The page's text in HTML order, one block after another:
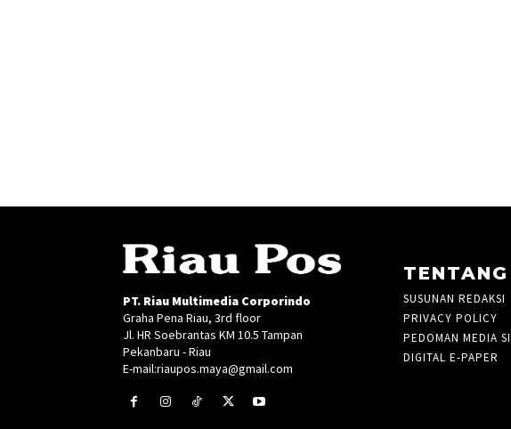
PT. Riau Multimedia Corporindo
Graha Pena Riau, 3rd floor
Jl. HR Soebrantas KM 10.5 Tampan
Pekanbaru - Riau
E-mail:riaupos.maya@gmail.com
SUSUNAN REDAKSI
PRIVACY POLICY
PEDOMAN MEDIA
DIGITAL E-PAPER